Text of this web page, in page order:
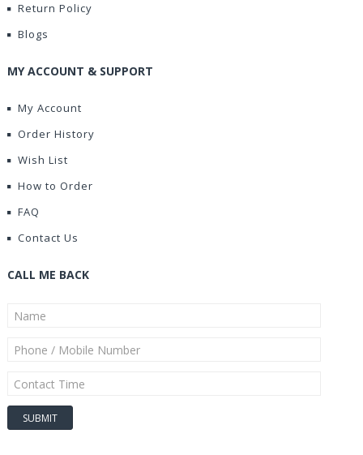
Return Policy
Blogs
MY ACCOUNT & SUPPORT
My Account
Order History
Wish List
How to Order
FAQ
Contact Us
CALL ME BACK